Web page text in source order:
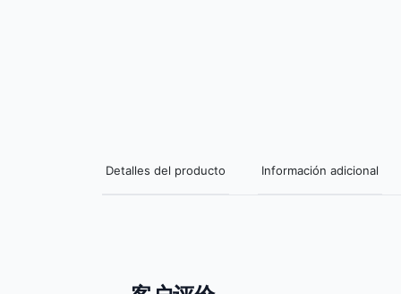
Detalles del producto Información adicional